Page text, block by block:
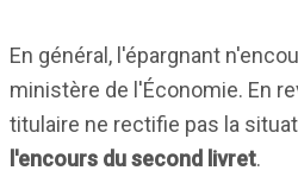
En général, l'épargnant
ministère de l'Économie. En
titulaire ne rectifie pas la
l'encours du second livret.